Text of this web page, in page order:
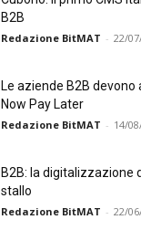
B2B
Redazione BitMAT - 22/
Le aziende B2B devono
Now Pay Later
Redazione BitMAT - 14/
B2B: la digitalizzazione
stallo
Redazione BitMAT - 22/